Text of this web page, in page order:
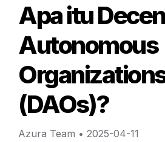
Apa itu
Autonomous
(DAOs)?
Azura Team • 2025-04-11